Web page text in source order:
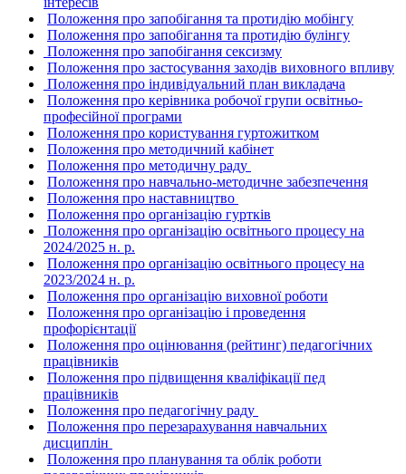
Положення про запобігання та протидію мобінгу
Положення про запобігання та протидію булінгу
Положення про запобігання сексизму
Положення про застосування заходiв виховного впливу
Положення про iндивiдуальний план викладача
Положення про керівника робочої групи освітньо-
професійної програми
Положення про користування гуртожитком
Положення про методичний кабінет
Положення про методичну раду
Положення про навчально-методичне забезпечення
Положення про наставництво
Положення про організацію гуртків
Положення про організацію освітнього процесу на
2024/2025 н. р.
Положення про організацію освітнього процесу на
2023/2024 н. р.
Положення про органiзацiю виховної роботи
Положення про організацію і проведення
профорієнтації
Положення про оцінювання (рейтинг) педагогічних
працівників
Положення про пiдвищення квалiфiкацiї пед
працiвникiв
Положення про педагогiчну раду
Положення про перезарахування навчальних
дисциплiн
Положення про планування та облiк роботи